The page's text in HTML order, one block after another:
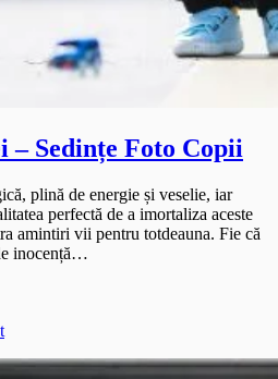
Sedințe Foto Copii
plină de energie și veselie, iar
perfectă de a imortaliza aceste
amintiri vii pentru totdeauna. Fie că
inocență…